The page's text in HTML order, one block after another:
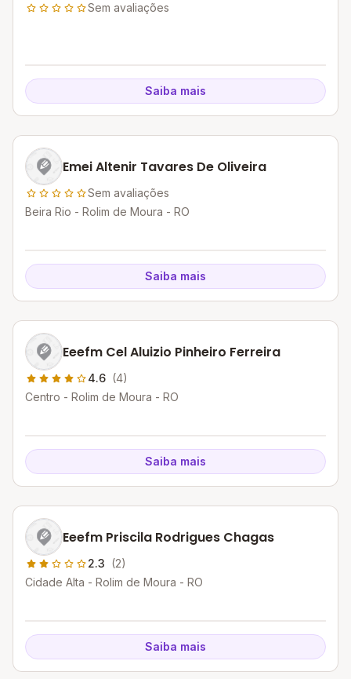
Sem avaliações
Saiba mais
Emei Altenir Tavares De Oliveira
Sem avaliações
Beira Rio - Rolim de Moura - RO
Saiba mais
Eeefm Cel Aluizio Pinheiro Ferreira
4.6 (4)
Centro - Rolim de Moura - RO
Saiba mais
Eeefm Priscila Rodrigues Chagas
2.3 (2)
Cidade Alta - Rolim de Moura - RO
Saiba mais